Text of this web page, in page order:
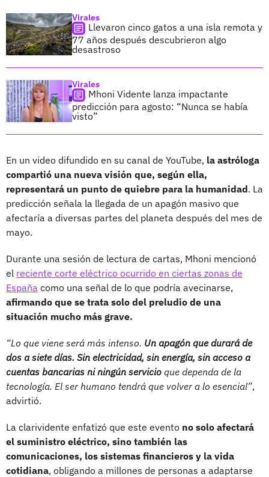
Virales
Llevaron cinco gatos a una isla remota y
77 años después descubrieron algo
desastroso
Virales
Mhoni Vidente lanza impactante
predicción para agosto: “Nunca se había
visto”
En un video difundido en su canal de YouTube, la astróloga
compartió una nueva visión que, según ella,
representará un punto de quiebre para la humanidad. La
predicción señala la llegada de un apagón masivo que
afectaría a diversas partes del planeta después del mes de
mayo.
Durante una sesión de lectura de cartas, Mhoni mencionó
el reciente corte eléctrico ocurrido en ciertas zonas de
España como una señal de lo que podría avecinarse,
afirmando que se trata solo del preludio de una
situación mucho más grave.
“Lo que viene será más intenso. Un apagón que durará de
dos a siete días. Sin electricidad, sin energía, sin acceso a
cuentas bancarias ni ningún servicio que dependa de la
tecnología. El ser humano tendrá que volver a lo esencial”,
advirtió.
La clarividente enfatizó que este evento no solo afectará
el suministro eléctrico, sino también las
comunicaciones, los sistemas financieros y la vida
cotidiana, obligando a millones de personas a adaptarse